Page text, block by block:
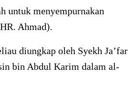
untuk menyempurnakan
Ahmad).
diungkap oleh Syekh Ja’far
bin Abdul Karim dalam al-